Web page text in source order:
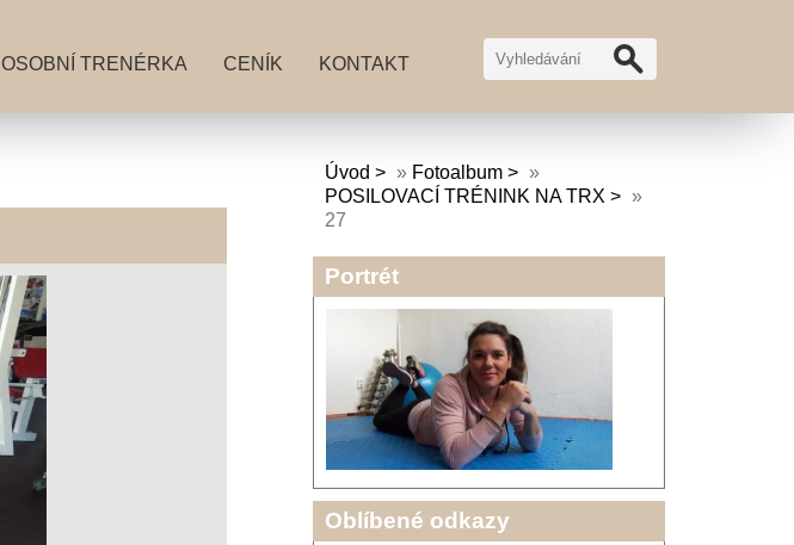
OSOBNÍ TRENÉRKA CENÍK KONTAKT
Úvod » Fotoalbum
»
POSILOVACÍ TRÉNINK NA TRX
»
27
Portrét
Oblíbené odkazy